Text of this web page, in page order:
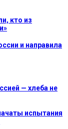
кто из
и направила
— хлеба не
испытания